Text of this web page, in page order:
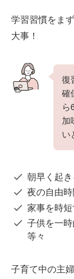
学習習慣をま
大事！
復
確
ら
加
い
朝早く起き
夜の自由
家事を時短
子供を一
等々
子育て中の主